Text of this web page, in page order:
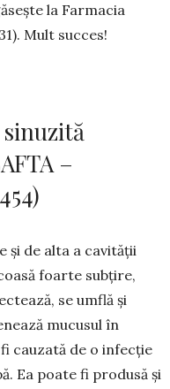
la Farmacia
Mult succes!
–
și de alta a cavității
foar­te subțire,
se umflă și
mucusul în
cau­zată de o infecție
Ea poate fi produsă și